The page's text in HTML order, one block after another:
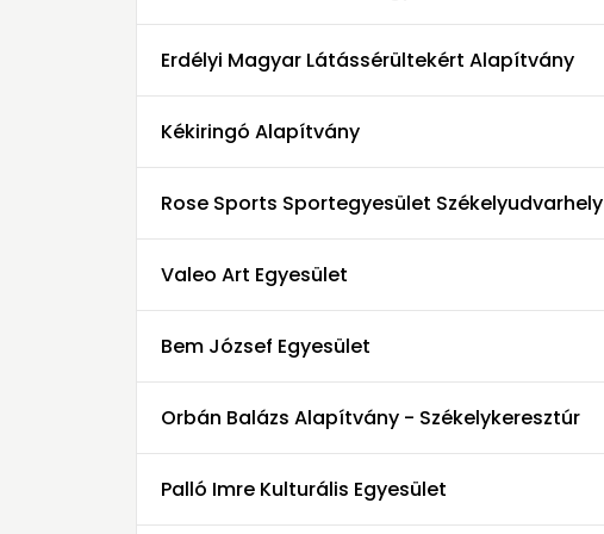
Erdélyi Magyar Látássérültekért Alapítvány
Kékiringó Alapítvány
Rose Sports Sportegyesület Székelyudvarhely
Valeo Art Egyesület
Bem József Egyesület
Orbán Balázs Alapítvány - Székelykeresztúr
Palló Imre Kulturális Egyesület